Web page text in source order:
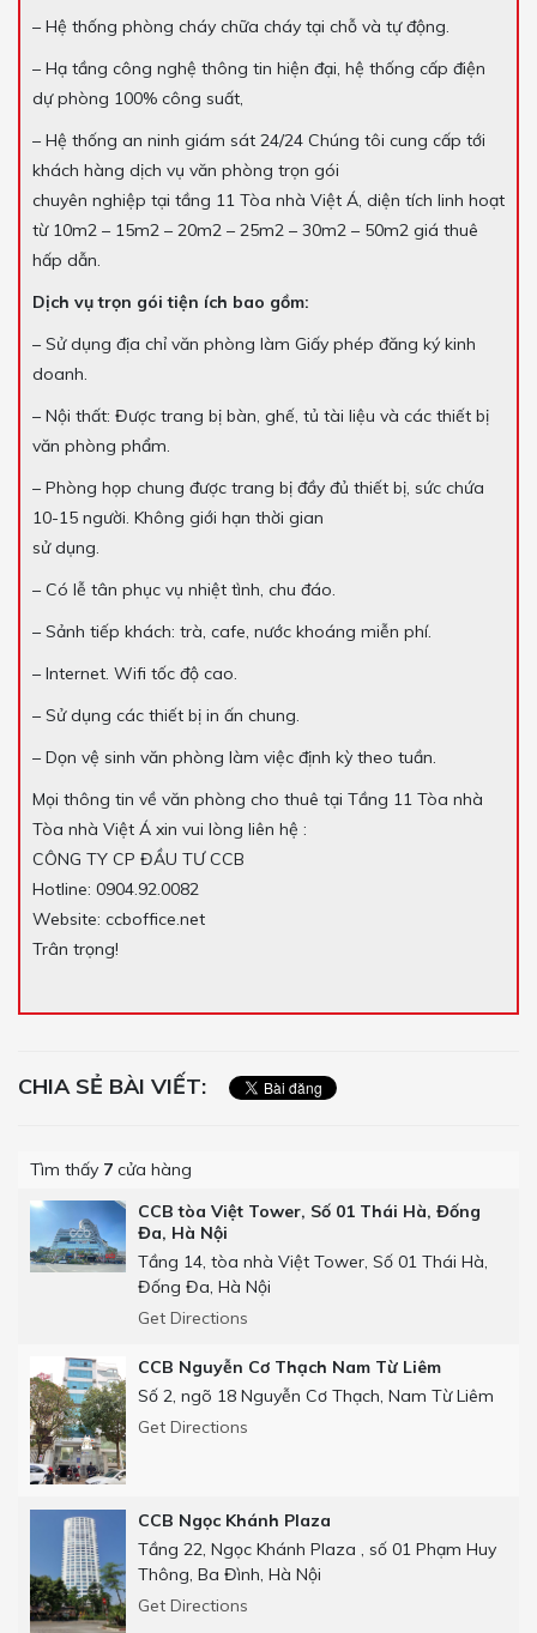
– Hệ thống phòng cháy chữa cháy tại chỗ và tự động.
– Hạ tầng công nghệ thông tin hiện đại, hệ thống cấp điện
dự phòng 100% công suất,
– Hệ thống an ninh giám sát 24/24 Chúng tôi cung cấp tới
khách hàng dịch vụ văn phòng trọn gói
chuyên nghiệp tại tầng 11 Tòa nhà Việt Á, diện tích linh hoạt
từ 10m2 – 15m2 – 20m2 – 25m2 – 30m2 – 50m2 giá thuê
hấp dẫn.
Dịch vụ trọn gói tiện ích bao gồm:
– Sử dụng địa chỉ văn phòng làm Giấy phép đăng ký kinh
doanh.
– Nội thất: Được trang bị bàn, ghế, tủ tài liệu và các thiết bị
văn phòng phẩm.
– Phòng họp chung được trang bị đầy đủ thiết bị, sức chứa
10-15 người. Không giới hạn thời gian
sử dụng.
– Có lễ tân phục vụ nhiệt tình, chu đáo.
– Sảnh tiếp khách: trà, cafe, nước khoáng miễn phí.
– Internet. Wifi tốc độ cao.
– Sử dụng các thiết bị in ấn chung.
– Dọn vệ sinh văn phòng làm việc định kỳ theo tuần.
Mọi thông tin về văn phòng cho thuê tại Tầng 11 Tòa nhà
Tòa nhà Việt Á xin vui lòng liên hệ :
CÔNG TY CP ĐẦU TƯ CCB
Hotline: 0904.92.0082
Website: ccboffice.net
Trân trọng!
CHIA SẺ BÀI VIẾT:
Tìm thấy 7 cửa hàng
CCB tòa Việt Tower, Số 01 Thái Hà, Đống
Đa, Hà Nội
Tầng 14, tòa nhà Việt Tower, Số 01 Thái Hà,
Đống Đa, Hà Nội
Get Directions
CCB Nguyễn Cơ Thạch Nam Từ Liêm
Số 2, ngõ 18 Nguyễn Cơ Thạch, Nam Từ Liêm
Get Directions
CCB Ngọc Khánh Plaza
Tầng 22, Ngọc Khánh Plaza , số 01 Phạm Huy
Thông, Ba Đình, Hà Nội
Get Directions